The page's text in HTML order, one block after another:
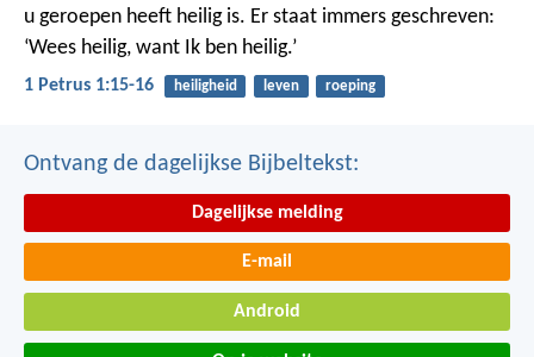
u geroepen heeft heilig is. Er staat immers geschreven:
‘Wees heilig, want Ik ben heilig.’
1 Petrus 1:15-16 heiligheid leven roeping
Ontvang de dagelijkse Bijbeltekst:
Dagelijkse melding
E-mail
Android